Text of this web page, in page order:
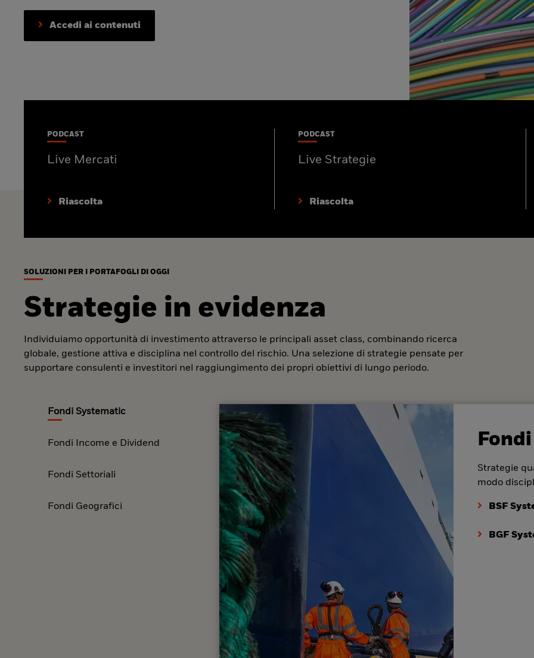
Accedi ai contenuti
PODCAST
Live Mercati
Riascolta
PODCAST
Live Strategie
Riascolta
SOLUZIONI PER I PORTAFOGLI DI OGGI
Strategie in evidenza
Individuiamo opportunità di investimento attraverso le principali asset class, combinando ricerca
globale, gestione attiva e disciplina nel controllo del rischio. Una selezione di strategie pensate per
supportare consulenti e investitori nel raggiungimento dei propri obiettivi di lungo periodo.
Fondi Systematic
Fondi Income e Dividend
Fondi Settoriali
Fondi Geografici
Strategie
modo
BSF
BGF